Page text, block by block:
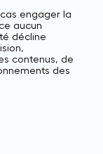
engager la
aucun
décline
contenus, de
des